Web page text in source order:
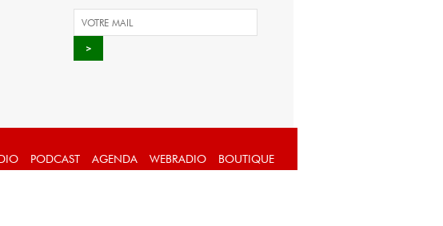
PODCAST AGENDA WEBRADIO BOUTIQUE